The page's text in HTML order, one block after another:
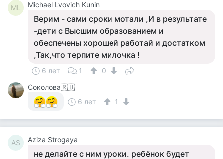
ML Michael Lvovich Kunin
Верим - сами сроки мотали ,И в результате
-дети с Высшим образованием и
обеспечены хорошей работай и достатком
,Так,что терпите милочка !
6 лет 1
0
Соколова🇷🇺
6 лет
1
AS Aziza Strogaya
не делайте с ним уроки. ребёнок будет